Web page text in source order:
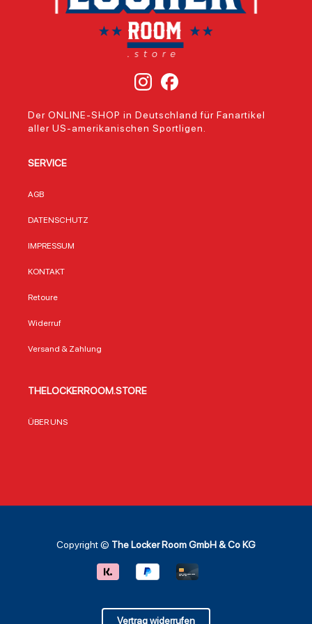
Der ONLINE-SHOP in Deutschland für Fanartikel
aller US-amerikanischen Sportligen.
SERVICE
AGB
DATENSCHUTZ
IMPRESSUM
KONTAKT
Retoure
Widerruf
Versand & Zahlung
THELOCKERROOM.STORE
ÜBER UNS
Copyright © The Locker Room GmbH & Co KG
Vertrag widerrufen